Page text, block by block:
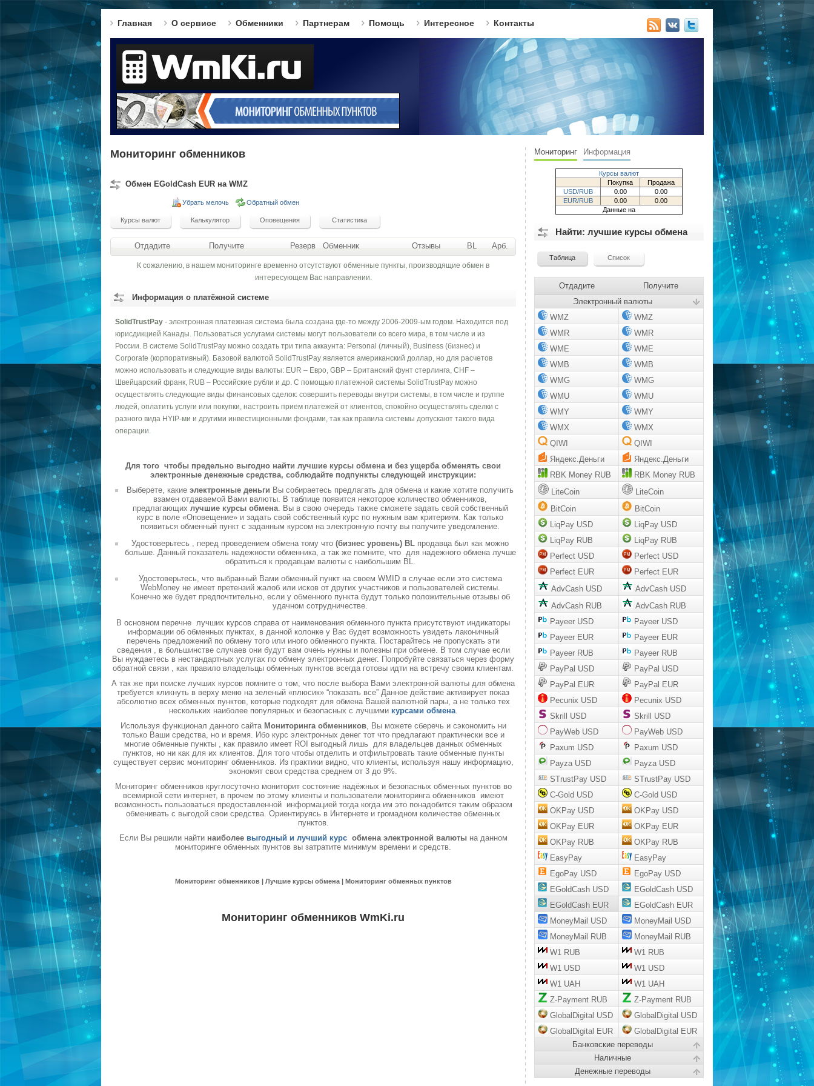
Главная О сервисе Обменники Партнерам Помощь Интересное Контакты
Мониторинг обменников
Обмен EGoldCash EUR на WMZ
Убрать мелочь Обратный обмен
Отдадите Получите Резерв Обменник Отзывы BL Арб.
К сожалению, в нашем мониторинге временно отсутствуют обменные пункты, производящие обмен в
интересующем Вас направлении.
Информация о платёжной системе
SolidTrustPay - электронная платежная система была создана где-то между 2006-2009-ым годом. Находится под
юрисдикцией Канады. Пользоваться услугами системы могут пользователи со всего мира, в том числе и из
России. В системе SolidTrustPay можно создать три типа аккаунта: Personal (личный), Business (бизнес) и
Corporate (корпоративный). Базовой валютой SolidTrustPay является американский доллар, но для расчетов
можно использовать и следующие виды валюты: EUR – Евро, GBP – Британский фунт стерлинга, CHF –
Швейцарский франк, RUB – Российские рубли и др. С помощью платежной системы SolidTrustPay можно
осуществлять следующие виды финансовых сделок: совершить переводы внутри системы, в том числе и группе
людей, оплатить услуги или покупки, настроить прием платежей от клиентов, спокойно осуществлять сделки с
разного вида HYIP-ми и другими инвестиционными фондами, так как правила системы допускают такого вида
операции.
Для того чтобы предельно выгодно найти лучшие курсы обмена и без ущерба обменять свои
электронные денежные средства, соблюдайте подпункты следующей инструкции:
Выберете, какие электронные деньги Вы собираетесь предлагать для обмена и какие хотите получить
взамен отдаваемой Вами валюты. В таблице появится некоторое количество обменников,
предлагающих лучшие курсы обмена. Вы в свою очередь также сможете задать свой собственный
курс в поле «Оповещение» и задать свой собственный курс по нужным вам критериям. Как только
появиться обменный пункт с заданным курсом на электронную почту вы получите уведомление.
Удостоверьтесь , перед проведением обмена тому что (бизнес уровень) BL продавца был как можно
больше. Данный показатель надежности обменника, а так же помните, что для надежного обмена лучше
обратиться к продавцам валюты с наибольшим BL.
Удостоверьтесь, что выбранный Вами обменный пункт на своем WMID в случае если это система
WebMoney не имеет претензий жалоб или исков от других участников и пользователей системы.
Конечно же будет предпочтительно, если у обменного пункта будут только положительные отзывы об
удачном сотрудничестве.
В основном перечне лучших курсов справа от наименования обменного пункта присутствуют индикаторы
информации об обменных пунктах, в данной колонке у Вас будет возможность увидеть лаконичный
перечень предложений по обмену того или иного обменного пункта. Постарайтесь не пропускать эти
сведения , в большинстве случаев они будут вам очень нужны и полезны при обмене. В том случае если
Вы нуждаетесь в нестандартных услугах по обмену электронных денег. Попробуйте связаться через форму
обратной связи , как правило владельцы обменных пунктов всегда готовы идти на встречу своим клиентам.
А так же при поиске лучших курсов помните о том, что после выбора Вами электронной валюты для обмена
требуется кликнуть в верху меню на зеленый «плюсик» “показать все” Данное действие активирует показ
абсолютно всех обменных пунктов, которые подходят для обмена Вашей валютной пары, а не только тех
нескольких наиболее популярных и безопасных с лучшими курсами обмена.
Используя функционал данного сайта Мониторинга обменников, Вы можете сберечь и сэкономить ни
только Ваши средства, но и время. Ибо курс электронных денег тот что предлагают практически все и
многие обменные пункты , как правило имеет ROI выгодный лишь для владельцев данных обменных
пунктов, но ни как для их клиентов. Для того чтобы отделить и отфильтровать такие обменные пункты
существует сервис мониторинг обменников. Из практики видно, что клиенты, используя нашу информацию,
экономят свои средства среднем от 3 до 9%.
Мониторинг обменников круглосуточно мониторит состояние надёжных и безопасных обменных пунктов во
всемирной сети интернет, в прочем по этому клиенты и пользователи мониторинга обменников имеют
возможность пользоваться предоставленной информацией тогда когда им это понадобится таким образом
обменивать с выгодой свои средства. Ориентируясь в Интернете и громадном количестве обменных
пунктов.
Если Вы решили найти наиболее выгодный и лучший курс обмена электронной валюты на данном
мониторинге обменных пунктов вы затратите минимум времени и средств.
Мониторинг обменников | Лучшие курсы обмена | Мониторинг обменных пунктов
Мониторинг обменников WmKi.ru
Мониторинг Информация
Курсы валют
Покупка
Продажа
USD/RUB
0.00
0.00
EUR/RUB
0.00
0.00
Данные на
Найти: лучшие курсы обмена
Отдадите
Получите
Электронный валюты
WMZ
WMZ
WMR
WMR
WME
WME
WMB
WMB
WMG
WMG
WMU
WMU
WMY
WMY
WMX
WMX
QIWI
QIWI
Яндекс.Деньги
Яндекс.Деньги
RBK Money RUB
RBK Money RUB
LiteCoin
LiteCoin
BitCoin
BitCoin
LiqPay USD
LiqPay USD
LiqPay RUB
LiqPay RUB
Perfect USD
Perfect USD
Perfect EUR
Perfect EUR
AdvCash USD
AdvCash USD
AdvCash RUB
AdvCash RUB
Payeer USD
Payeer USD
Payeer EUR
Payeer EUR
Payeer RUB
Payeer RUB
PayPal USD
PayPal USD
PayPal EUR
PayPal EUR
Pecunix USD
Pecunix USD
Skrill USD
Skrill USD
PayWeb USD
PayWeb USD
Paxum USD
Paxum USD
Payza USD
Payza USD
STrustPay USD
STrustPay USD
C-Gold USD
C-Gold USD
OKPay USD
OKPay USD
OKPay EUR
OKPay EUR
OKPay RUB
OKPay RUB
EasyPay
EasyPay
EgoPay USD
EgoPay USD
EGoldCash USD
EGoldCash USD
EGoldCash EUR
EGoldCash EUR
MoneyMail USD
MoneyMail USD
MoneyMail RUB
MoneyMail RUB
W1 RUB
W1 RUB
W1 USD
W1 USD
W1 UAH
W1 UAH
Z-Payment RUB
Z-Payment RUB
GlobalDigital USD
GlobalDigital USD
GlobalDigital EUR
GlobalDigital EUR
Банковские переводы
Наличные
Денежные переводы